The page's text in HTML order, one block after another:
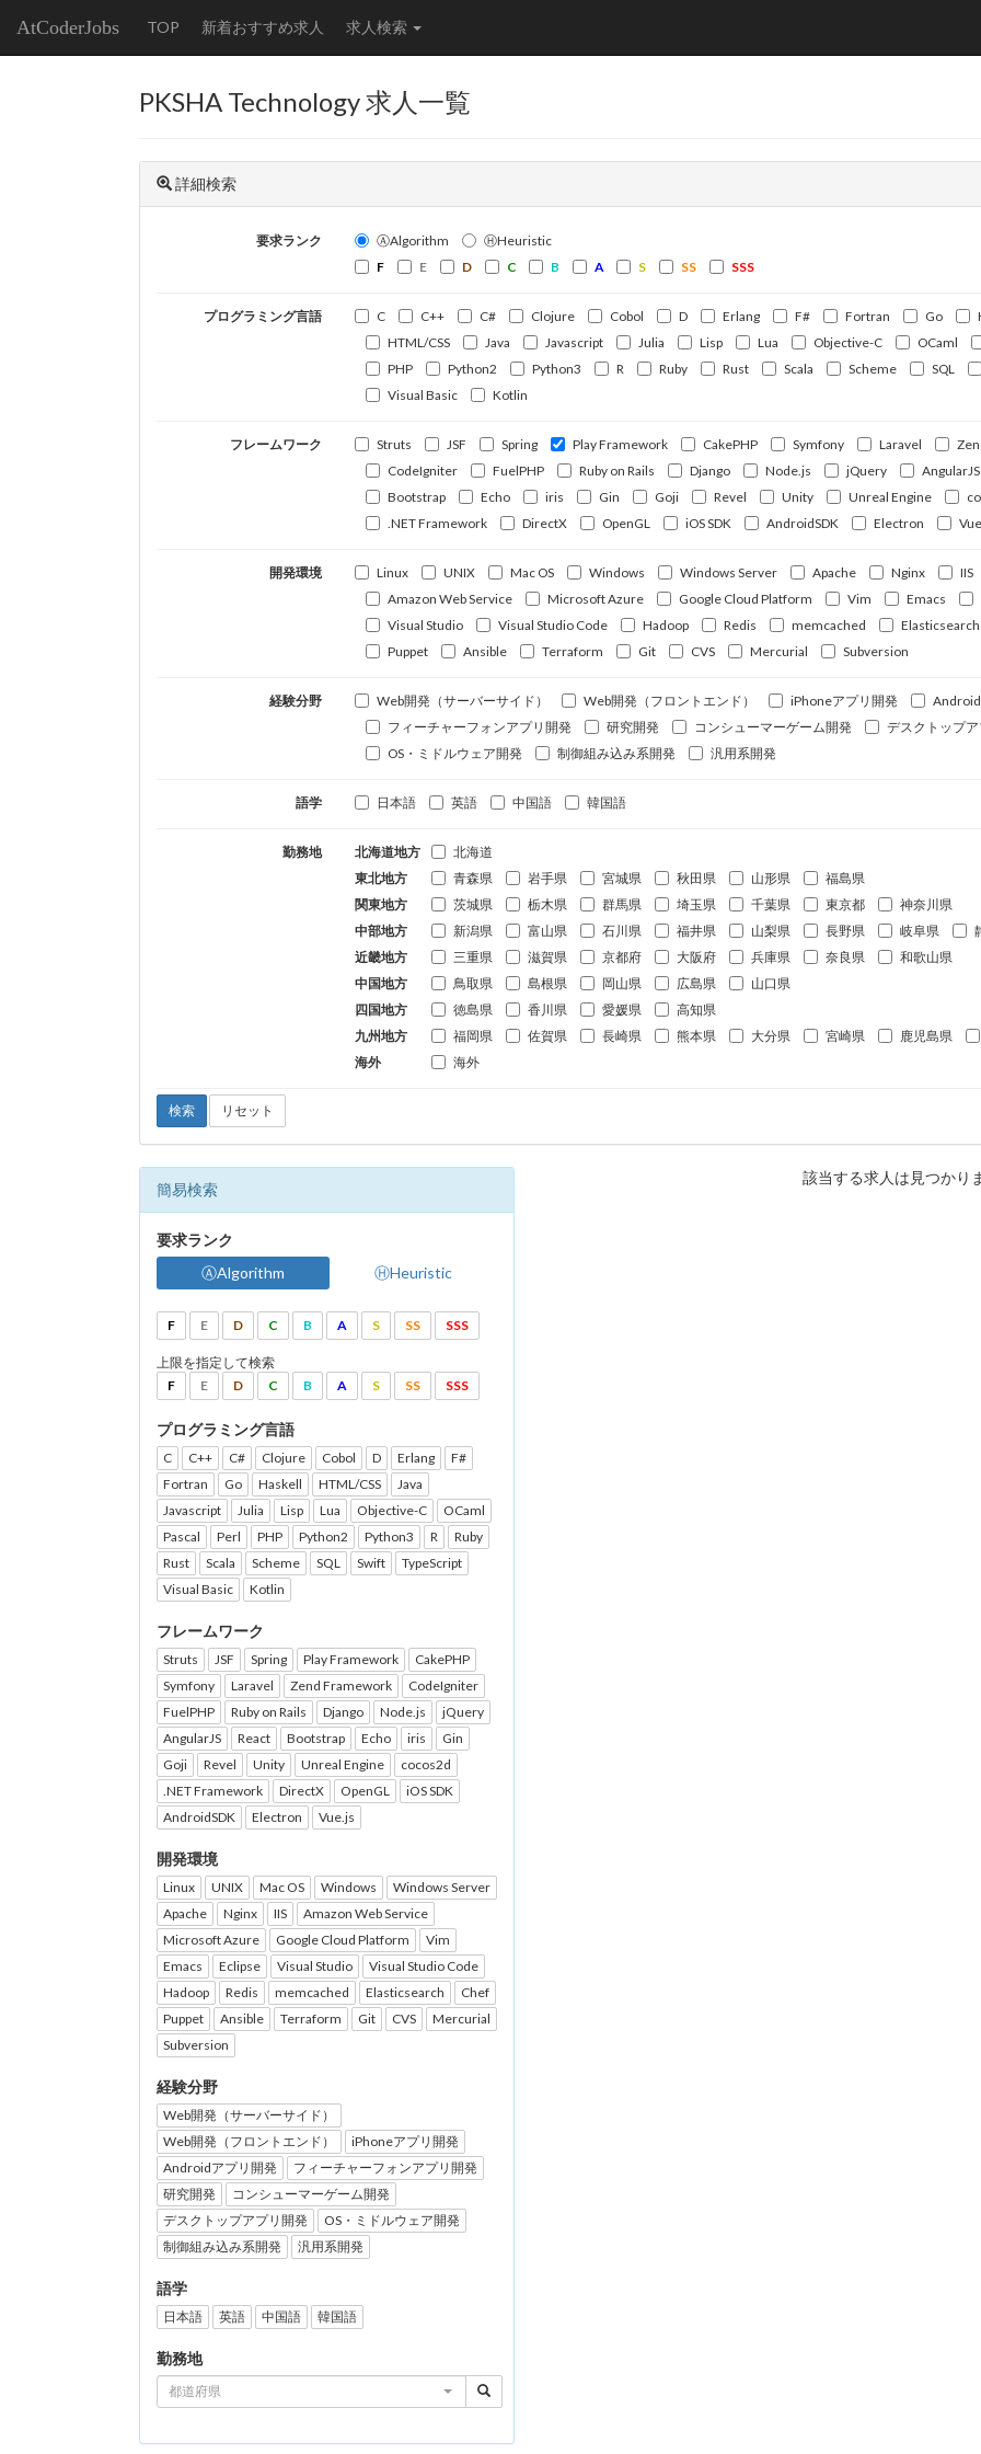
AtCoderJobs TOP 新着おすすめ求人 求人検索
PKSHA Technology 求人一覧
詳細検索
要求ランク ⒶAlgorithm
ⒽHeuristic
F
E D C B A S SS SSS
プログラミング言語 C C++ C# Clojure Cobol D Erlang F# Fortran Go
HTML/CSS
Java Javascript Julia Lisp Lua Objective-C OCaml
PHP
Python2 Python3 R Ruby Rust Scala Scheme SQL
Visual Basic
Kotlin
フレームワーク Struts JSF Spring Play Framework CakePHP Symfony Laravel
CodeIgniter
FuelPHP Ruby on Rails Django Node.js jQuery AngularJS
Bootstrap
Echo iris Gin Goji Revel Unity Unreal Engine
.NET Framework
DirectX OpenGL iOS SDK AndroidSDK Electron
開発環境 Linux UNIX Mac OS Windows Windows Server Apache Nginx
IIS
Amazon Web Service
Microsoft Azure Google Cloud Platform Vim Emacs
Visual Studio
Visual Studio Code Hadoop Redis memcached Elasticsearch
Puppet
Ansible Terraform Git CVS Mercurial Subversion
経験分野 Web開発（サーバーサイド） Web開発（フロントエンド） iPhoneアプリ開発
フィーチャーフォンアプリ開発
研究開発 コンシューマーゲーム開発
デスクトップ
OS・ミドルウェア開発
制御組み込み系開発 汎用系開発
語学 日本語 英語 中国語 韓国語
勤務地 北海道地方
北海道
東北地方
青森県 岩手県 宮城県 秋田県 山形県
福島県
関東地方
茨城県 栃木県 群馬県 埼玉県 千葉県 東京都
神奈川県
中部地方
新潟県 富山県 石川県 福井県 山梨県 長野県 岐阜県
近畿地方
三重県 滋賀県 京都府 大阪府 兵庫県 奈良県
和歌山県
中国地方
鳥取県 島根県 岡山県 広島県
山口県
四国地方
徳島県 香川県 愛媛県
高知県
九州地方
福岡県 佐賀県 長崎県 熊本県 大分県 宮崎県 鹿児島県
海外
海外
検索 リセット
簡易検索
要求ランク
ⒶAlgorithm
ⒽHeuristic
F E D C B A S SS SSS
上限を指定して検索
F
E D C B A S SS SSS
プログラミング言語
C C++ C# Clojure Cobol D Erlang
F#
Fortran
Go Haskell HTML/CSS
Java
Javascript
Julia Lisp Lua Objective-C
OCaml
Pascal
Perl PHP Python2 Python3 R
Ruby
Rust
Scala Scheme SQL Swift
TypeScript
Visual Basic
Kotlin
フレームワーク
Struts JSF Spring Play Framework
CakePHP
Symfony
Laravel Zend Framework
CodeIgniter
FuelPHP
Ruby on Rails Django Node.js
jQuery
AngularJS
React Bootstrap Echo iris
Gin
Goji
Revel Unity Unreal Engine
cocos2d
.NET Framework
DirectX OpenGL
iOS SDK
AndroidSDK
Electron Vue.js
開発環境
Linux UNIX Mac OS Windows
Windows Server
Apache
Nginx IIS
Amazon Web Service
Microsoft Azure
Google Cloud Platform
Vim
Emacs
Eclipse Visual Studio
Visual Studio Code
Hadoop
Redis memcached Elasticsearch
Chef
Puppet
Ansible Terraform Git CVS
Mercurial
Subversion
経験分野
Web開発（サーバーサイド）
Web開発（フロントエンド）
iPhoneアプリ開発
Androidアプリ開発
フィーチャーフォンアプリ開発
研究開発
コンシューマーゲーム開発
デスクトップアプリ開発
OS・ミドルウェア開発
制御組み込み系開発
汎用系開発
語学
日本語 英語 中国語 韓国語
勤務地
都道府県
該当する求人は見つかり